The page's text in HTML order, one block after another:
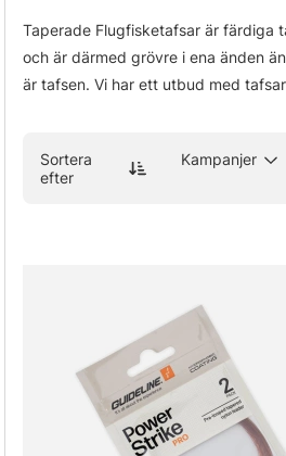
Taperade Flugfisketafsar är färdiga
och är därmed grövre i ena änden
är tafsen. Vi har ett utbud med
Sortera
efter
Kampanjer